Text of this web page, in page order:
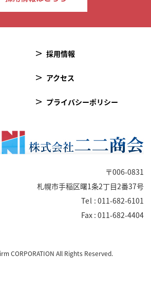
採用情報
アクセス
プライバシーポリシー
〒006-0831
札幌市手稲区曙1条2丁目2番37号
Tel : 011-682-6101
Fax : 011-682-4404
CORPORATION All Rights Reserved.